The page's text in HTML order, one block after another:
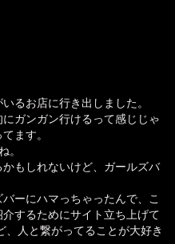
るお店に行き出しました。
ガンガン行けるって感じじゃ
ます。
。
もしれないけど、ガールズバ
ーにハマっちゃったんで、こ
するためにサイト立ち上げて
人と繋がってることが大好き